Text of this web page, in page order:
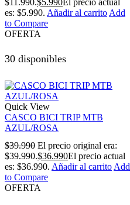
$11.990.$5.990El precio actual
es: $5.990. Añadir al carrito Add
to Compare
OFERTA
30 disponibles
Quick View
CASCO BICI TRIP MTB
AZUL/ROSA
$39.990 El precio original era:
$39.990.$36.990El precio actual
es: $36.990. Añadir al carrito Add
to Compare
OFERTA